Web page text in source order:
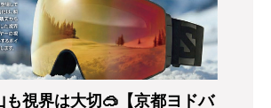
も視界は大切🥽【京都ヨドバ